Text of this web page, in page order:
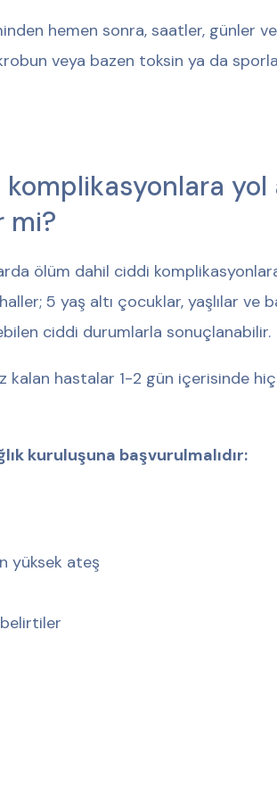
hemen sonra, saatler, günler
veya bazen toksin ya da
komplikasyonlara
mi?
ölüm dahil ciddi
5 yaş altı çocuklar, yaşlılar ve
ciddi durumlarla sonuçlanabilir.
kalan hastalar 1-2 gün içerisinde
kuruluşuna başvurulmalıdır:
yüksek ateş